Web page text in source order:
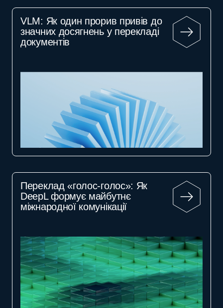
VLM: Як один прорив привів до
значних досягнень у перекладі
документів
Переклад «голос-голос»: Як
DeepL формує майбутнє
міжнародної комунікації